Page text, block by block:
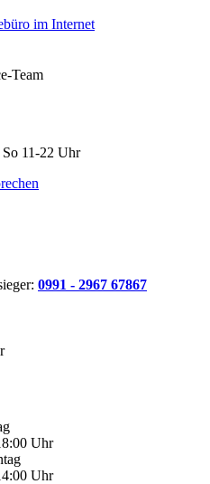
Team
So 11-22 Uhr
: 0991 - 2967 67867
Uhr
Uhr